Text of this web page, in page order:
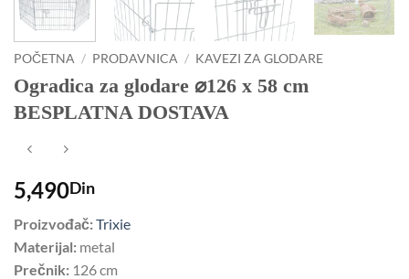
POČETNA / PRODAVNICA / KAVEZI ZA GLODARE
Ogradica za glodare ⌀126 x 58 cm
BESPLATNA DOSTAVA
5,490Din
Proizvođač:Trixie
Materijal: metal
Prečnik: 126 cm